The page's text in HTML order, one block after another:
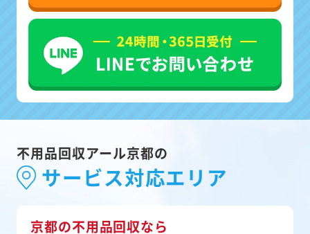
不用品回収アール京都の
サービス対応エリア
京都の不用品回収なら